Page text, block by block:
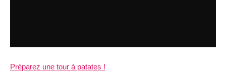
Préparez une tour à patates !